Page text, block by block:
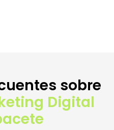
sobre
Digital